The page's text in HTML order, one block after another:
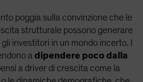
poggia sulla convinzione che le
strutturale possono generare
investitori in un mondo incerto. I
a dipendere poco dalla
a driver di crescita come la